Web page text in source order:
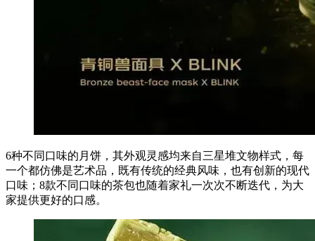
6种不同口味的月饼，其外观灵感均来自三星堆文物样式，每
一个都仿佛是艺术品，既有传统的经典风味，也有创新的现代
口味；8款不同口味的茶包也随着家礼一次次不断迭代，为大
家提供更好的口感。